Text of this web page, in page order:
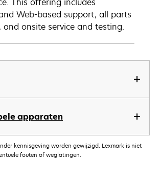
apparaten
Web-based support, all parts
and onsite service and testing.
kennisgeving worden gewijzigd. Lexmark is niet
fouten of weglatingen.